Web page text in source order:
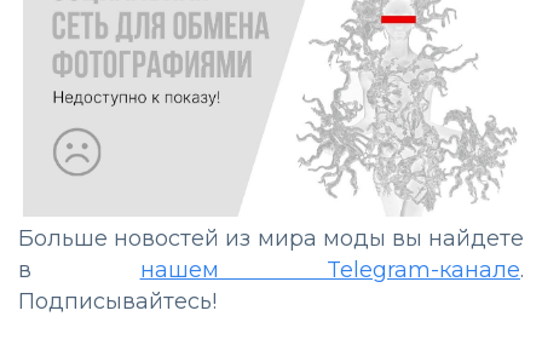
Больше новостей из мира моды вы найдете
в нашем Telegram-канале.
Подписывайтесь!